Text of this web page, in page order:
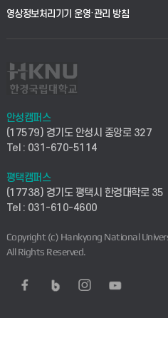
영상정보처리기기 운영·관리 방침
안성캠퍼스
(17579) 경기도 안성시 중앙로 327
Tel : 031-670-5114
평택캠퍼스
(17738) 경기도 평택시 한경대학로 35
Tel : 031-610-4600
Copyright (c) Hankyong National
All Rights Reserved.